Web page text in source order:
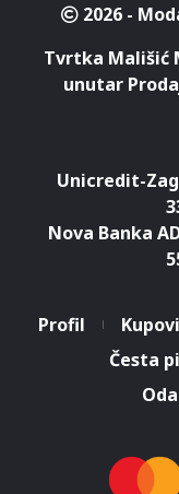
2026 -
Tvrtka Mališić
unutar
Unicredit-
Nova Banka
Profil
Česta